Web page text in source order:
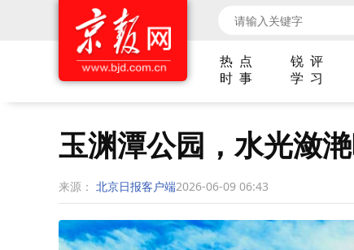
热 点 锐 评
时 事
学 习
玉渊潭公园，水光潋
来源： 北京日报客户端2026-06-09 06:43